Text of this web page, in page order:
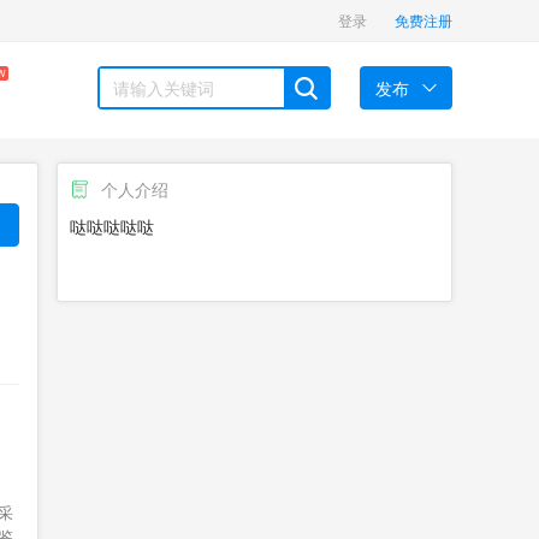
登录 免费注册
发布
个人介绍
哒哒哒哒哒